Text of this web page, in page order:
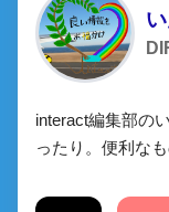
interact編集部の
ったり。便利な